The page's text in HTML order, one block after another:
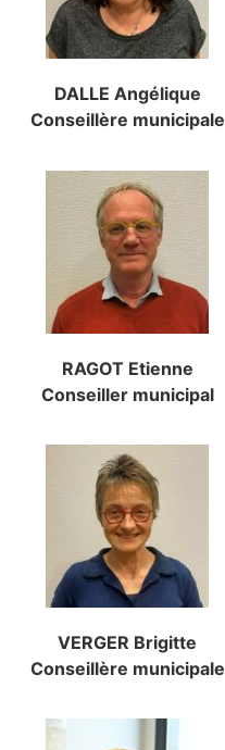
DALLE Angélique
Conseillère municipale
RAGOT Etienne
Conseiller municipal
VERGER Brigitte
Conseillère municipale